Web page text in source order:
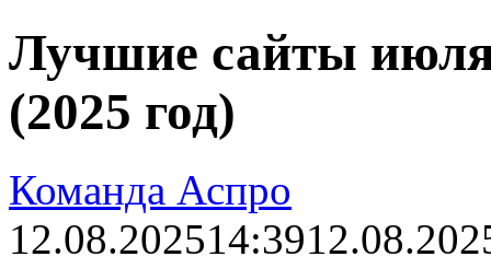
Лучшие сайты
(2025 год)
Команда Аспро
12.08.202514:39